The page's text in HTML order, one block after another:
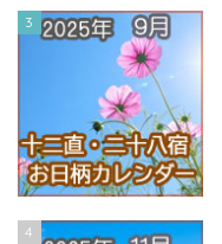
3
4